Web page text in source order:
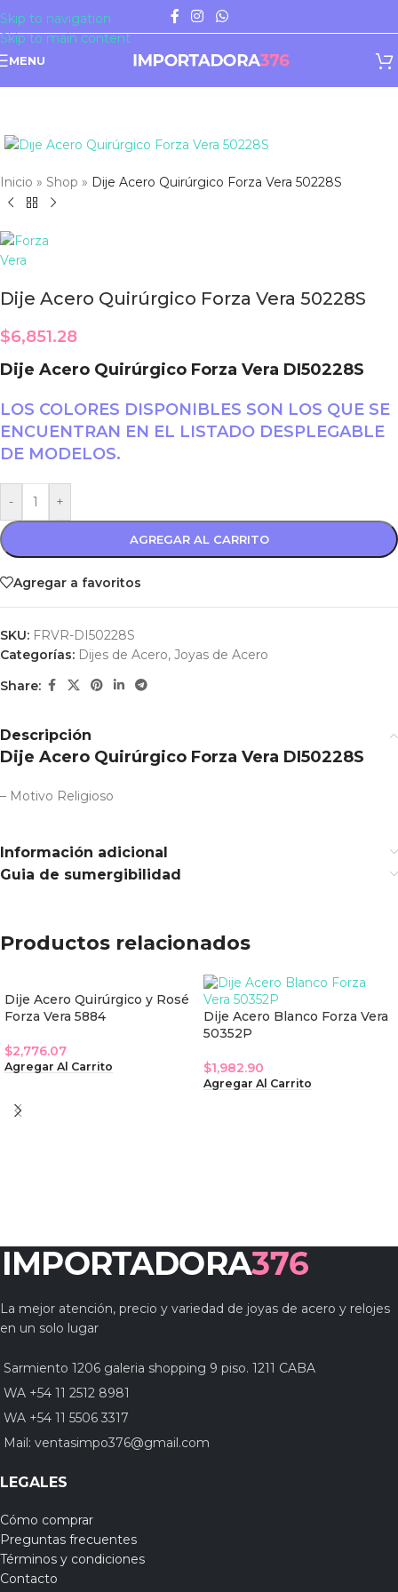
Skip to navigation
Skip to main content
MENU
Inicio » Shop » Dije Acero Quirúrgico Forza Vera 50228S
Dije Acero Quirúrgico Forza Vera 50228S
$6,851.28
Dije Acero Quirúrgico Forza Vera DI50228S
LOS COLORES DISPONIBLES SON LOS QUE SE
ENCUENTRAN EN EL LISTADO DESPLEGABLE
DE MODELOS.
- +
AGREGAR AL CARRITO
Agregar a favoritos
SKU: FRVR-DI50228S
Categorías: Dijes de Acero, Joyas de Acero
Share:
Descripción
Dije Acero Quirúrgico Forza Vera DI50228S
– Motivo Religioso
Información adicional
Guia de sumergibilidad
Productos relacionados
Dije Acero Quirúrgico y Rosé
Forza Vera 5884
$2,776.07
Agregar Al Carrito
Dije Acero Blanco Forza Vera
50352P
$1,982.90
Agregar Al Carrito
La mejor atención, precio y variedad de joyas de acero y relojes
en un solo lugar
Sarmiento 1206 galeria shopping 9 piso. 1211 CABA
WA +54 11 2512 8981
WA +54 11 5506 3317
Mail: ventasimpo376@gmail.com
LEGALES
Cómo comprar
Preguntas frecuentes
Términos y condiciones
Contacto